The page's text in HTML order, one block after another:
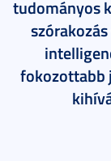
tudományos
fokozottabb